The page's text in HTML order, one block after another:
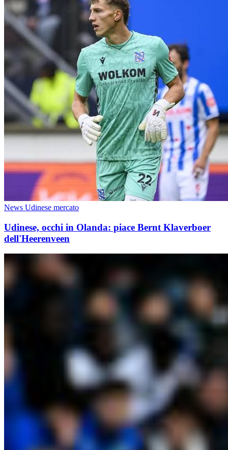
News Udinese mercato
Udinese, occhi in Olanda: piace Bernt Klaverboer
dell'Heerenveen